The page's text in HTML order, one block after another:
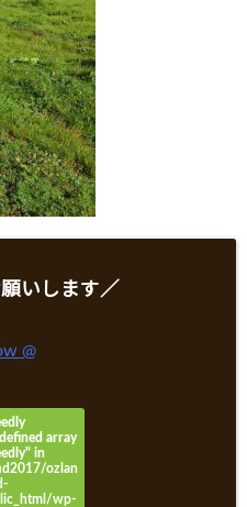
いします／
@
array
in
ozlan
wp-